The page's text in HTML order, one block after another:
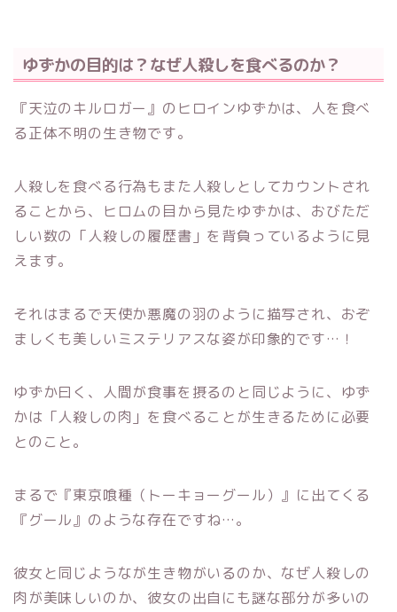
ゆずかの目的は？なぜ人殺しを食べるのか？
『天泣のキルロガー』のヒロインゆずかは、人を食べ
る正体不明の生き物です。
人殺しを食べる行為もまた人殺しとしてカウントされ
ることから、ヒロムの目から見たゆずかは、おびただ
しい数の「人殺しの履歴書」を背負っているように見
えます。
それはまるで天使か悪魔の羽のように描写され、おぞ
ましくも美しいミステリアスな姿が印象的です…！
ゆずか曰く、人間が食事を摂るのと同じように、ゆず
かは「人殺しの肉」を食べることが生きるために必要
とのこと。
まるで『東京喰種（トーキョーグール）』に出てくる
『グール』のような存在ですね…。
彼女と同じようなが生き物がいるのか、なぜ人殺しの
肉が美味しいのか、彼女の出自にも謎な部分が多いの